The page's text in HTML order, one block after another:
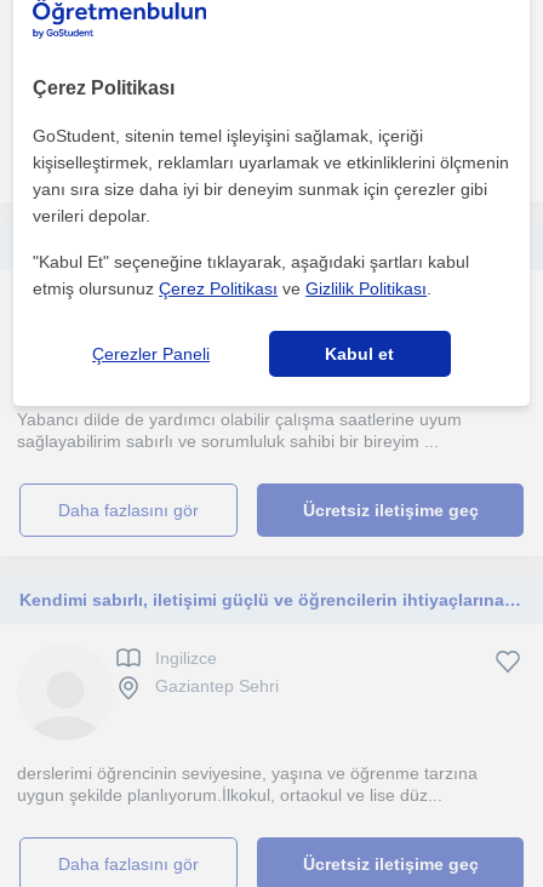
yabancılar için uzman Hem dil hemde ders eğitimi verdim A...
daha fazlasını gör Ücretsiz iletişime geç
Ingilizce
Gaziantep Sehri
Yabancı dilde de yardımcı olabilir çalışma saatlerine uyum
sağlayabilirim sabırlı ve sorumluluk sahibi bir bireyim ...
daha fazlasını gör Ücretsiz iletişime geç
Kendimi sabırlı, iletişimi güçlü ve öğrencilerin ihtiyaçlarına göre derslerini şekillendirebilen bir eğitmen olarak tanımlıyorum
Ingilizce
Gaziantep Sehri
derslerimi öğrencinin seviyesine, yaşına ve öğrenme tarzına
uygun şekilde planlıyorum.İlkokul, ortaokul ve lise düz...
daha fazlasını gör Ücretsiz iletişime geç
Çerez Politikası
GoStudent, sitenin temel işleyişini sağlamak, içeriği
kişiselleştirmek, reklamları uyarlamak ve etkinliklerini ölçmenin
yanı sıra size daha iyi bir deneyim sunmak için çerezler gibi
verileri depolar.
"Kabul Et" seçeneğine tıklayarak, aşağıdaki şartları kabul
etmiş olursunuzÇerez Politikası veGizlilik Politikası
Çerezler Paneli Kabul et